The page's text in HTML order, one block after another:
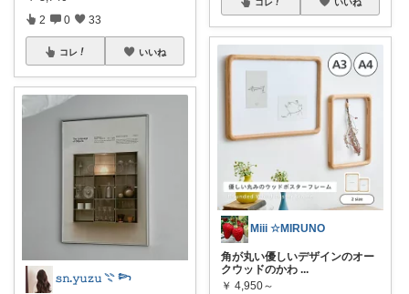
2 0 33
コレ いいね
𝚜𝚗.𝚢𝚞𝚣𝚞 𓇢 𓆸
コレ いいね
Miii ☆MIRUNO
角が丸い優しいデザインのオー
クウッドのかわ ...
￥ 4,950～